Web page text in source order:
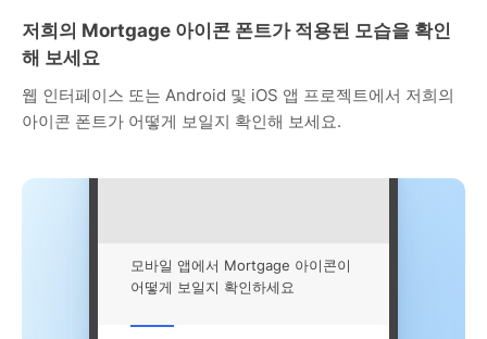
저희의 Mortgage 아이콘 폰트가 적용된 모습을 확인
해 보세요
웹 인터페이스 또는 Android 및 iOS 앱 프로젝트에서 저희의
아이콘 폰트가 어떻게 보일지 확인해 보세요.
모바일 앱에서 Mortgage 아이콘이
어떻게 보일지 확인하세요